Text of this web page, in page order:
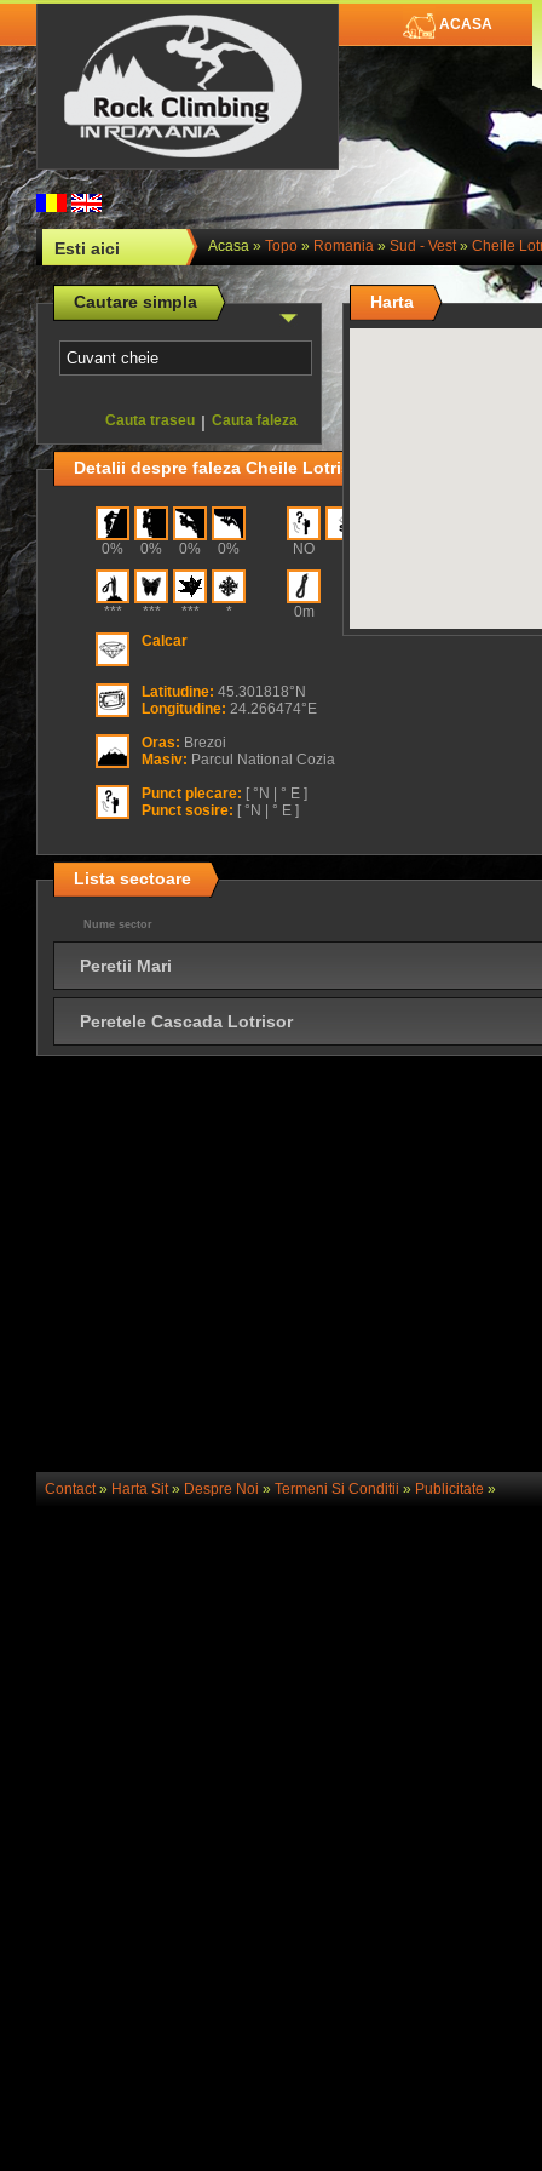
ACASA
Esti aici Acasa» Topo» Romania» Sud - Vest» Cheile
Cautare simpla
Cauta faleza
|
Cauta traseu
Harta
Detalii despre faleza Cheile Lotrisorului
0% 0% 0% 0% NO
*** *** *** *
0m
Calcar
Latitudine:45.301818°N
Longitudine:24.266474°E
Oras: Brezoi
Masiv: Parcul National Cozia
Punct plecare: [ °N | ° E ]
Punct sosire: [ °N | ° E ]
Lista sectoare
Nume sector
Peretii Mari
Peretele Cascada Lotrisor
Contact» Harta Sit» Despre Noi » Termeni Si Conditii » Publicitate»